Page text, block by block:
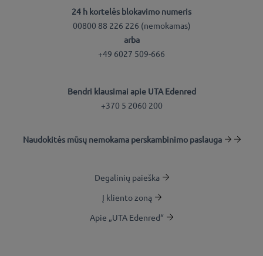
24 h kortelės blokavimo numeris
00800 88 226 226 (nemokamas)
arba
+49 6027 509-666
Bendri klausimai apie UTA Edenred
+370 5 2060 200
Naudokitės mūsų nemokama perskambinimo paslauga
Degalinių paieška
Į kliento zoną
Apie „UTA Edenred“